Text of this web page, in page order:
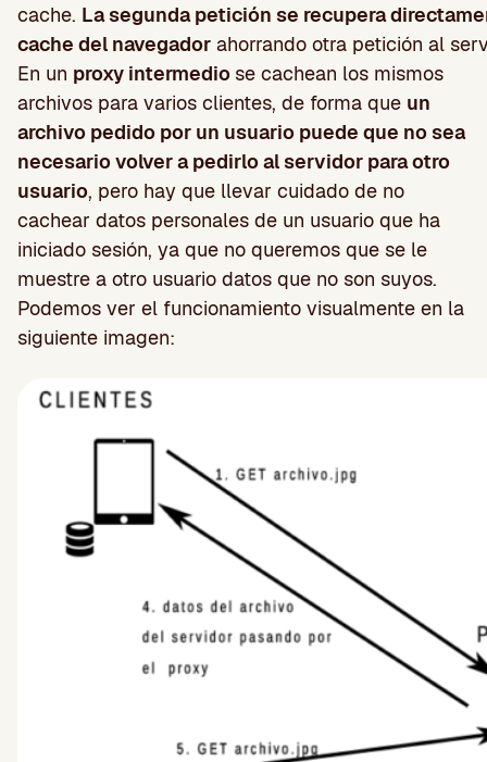
cache. La segunda petición se recupera
cache del navegador ahorrando otra petición al
En un proxy intermedio se cachean los mismos
archivos para varios clientes, de forma que un
archivo pedido por un usuario puede que no sea
necesario volver a pedirlo al servidor para otro
usuario, pero hay que llevar cuidado de no
cachear datos personales de un usuario que ha
iniciado sesión, ya que no queremos que se le
muestre a otro usuario datos que no son suyos.
Podemos ver el funcionamiento visualmente en la
siguiente imagen: